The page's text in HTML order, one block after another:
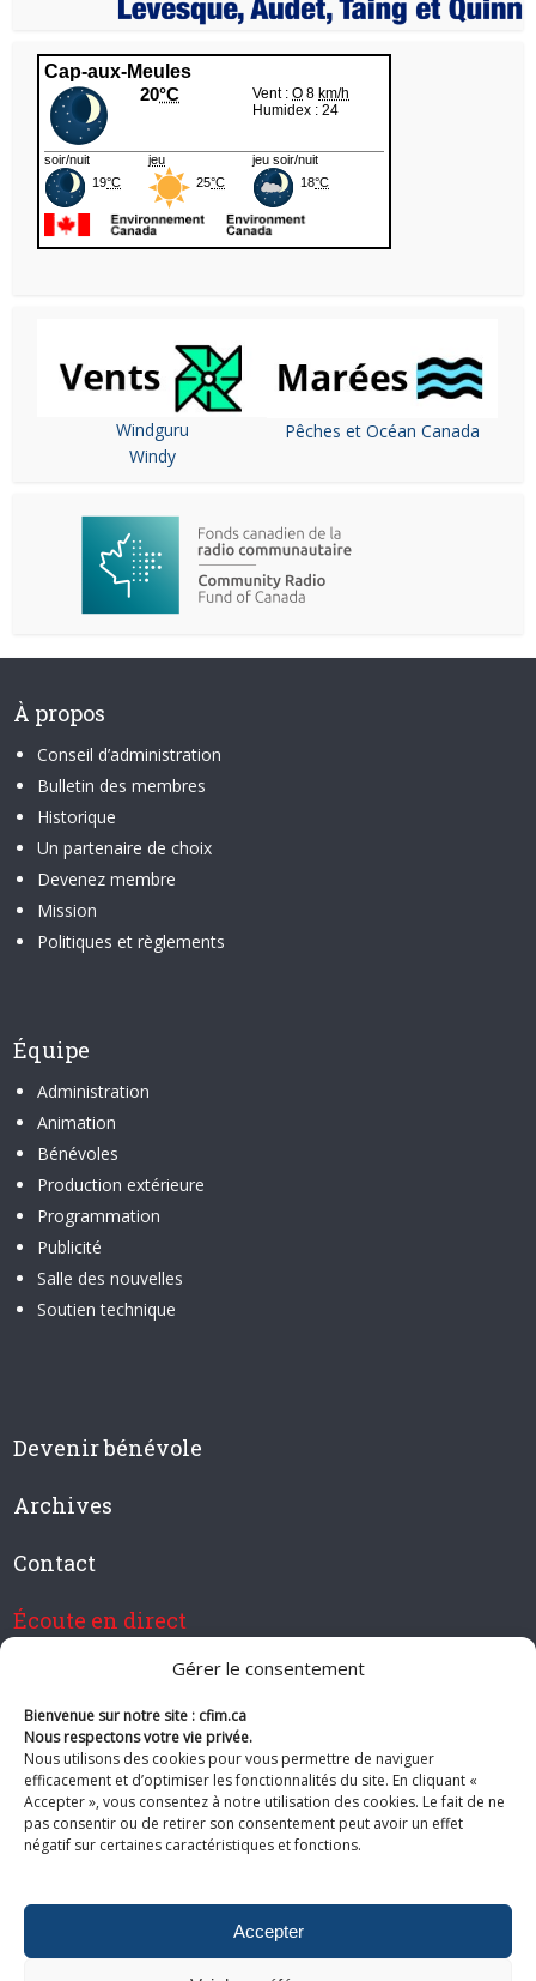
Gérer le consentement
Bienvenue sur notre site : cfim.ca
Nous respectons votre vie privée.
Nous utilisons des cookies pour vous permettre de naviguer
efficacement et d’optimiser les fonctionnalités du site. En cliquant «
Accepter », vous consentez à notre utilisation des cookies. Le fait de ne
pas consentir ou de retirer son consentement peut avoir un effet
négatif sur certaines caractéristiques et fonctions.
Accepter
Windguru
Windy
Pêches et Océan Canada
À propos
Conseil d’administration
Bulletin des membres
Historique
Un partenaire de choix
Devenez membre
Mission
Politiques et règlements
Équipe
Administration
Animation
Bénévoles
Production extérieure
Programmation
Publicité
Salle des nouvelles
Soutien technique
Devenir bénévole
Archives
Contact
Écoute en direct
Devenir membre de CFIM
Suivez-nous